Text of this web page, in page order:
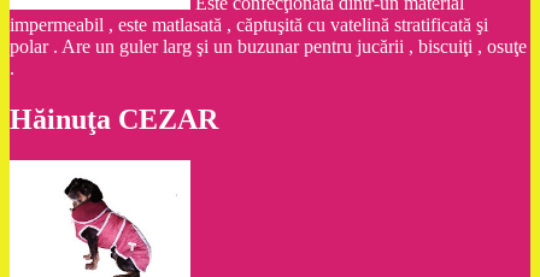
impermeabil , este matlasată , căptuşită cu vatelină stratificată şi
polar . Are un guler larg şi un buzunar pentru jucării , biscuiţi , osuţe
.
Hăinuţa CEZAR